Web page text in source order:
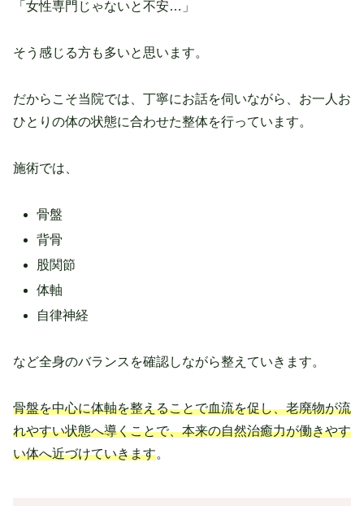
「女性専門じゃないと不安…」
そう感じる方も多いと思います。
だからこそ当院では、丁寧にお話を伺いながら、お一人お
ひとりの体の状態に合わせた整体を行っています。
施術では、
骨盤
背骨
股関節
体軸
自律神経
など全身のバランスを確認しながら整えていきます。
骨盤を中心に体軸を整えることで血流を促し、老廃物が流
れやすい状態へ導くことで、本来の自然治癒力が働きやす
い体へ近づけていきます。